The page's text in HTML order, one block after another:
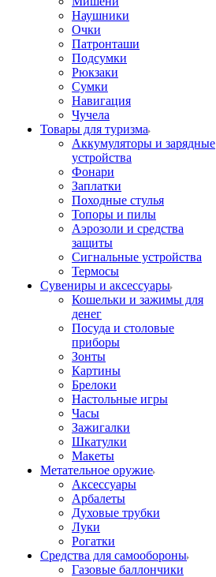
Наушники
Очки
Патронташи
Подсумки
Рюкзаки
Сумки
Навигация
Чучела
Товары для туризма
Аккумуляторы и зарядные
устройства
Фонари
Заплатки
Походные стулья
Топоры и пилы
Аэрозоли и средства
защиты
Сигнальные устройства
Термосы
Сувениры и аксессуары
Кошельки и зажимы для
денег
Посуда и столовые
приборы
Зонты
Картины
Брелоки
Настольные игры
Часы
Зажигалки
Шкатулки
Макеты
Метательное оружие
Аксессуары
Арбалеты
Духовые трубки
Луки
Рогатки
Средства для самообороны
Газовые баллончики